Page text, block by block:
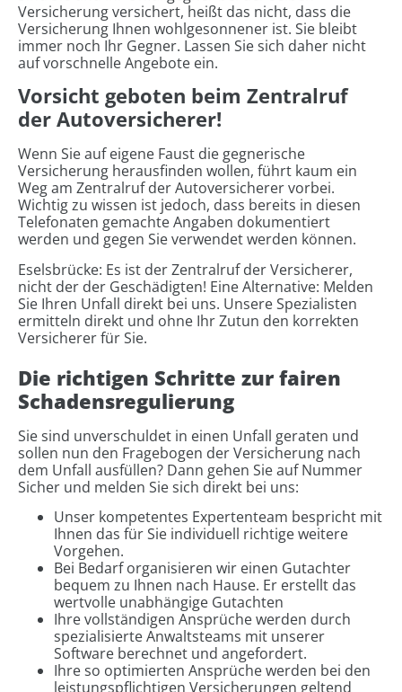
Versicherung versichert, heißt das nicht, dass die
Versicherung Ihnen wohlgesonnener ist. Sie bleibt
immer noch Ihr Gegner. Lassen Sie sich daher nicht
auf vorschnelle Angebote ein.
Vorsicht geboten beim Zentralruf
der Autoversicherer!
Wenn Sie auf eigene Faust die gegnerische
Versicherung herausfinden wollen, führt kaum ein
Weg am Zentralruf der Autoversicherer vorbei.
Wichtig zu wissen ist jedoch, dass bereits in diesen
Telefonaten gemachte Angaben dokumentiert
werden und gegen Sie verwendet werden können.
Eselsbrücke: Es ist der Zentralruf der Versicherer,
nicht der der Geschädigten! Eine Alternative: Melden
Sie Ihren Unfall direkt bei uns. Unsere Spezialisten
ermitteln direkt und ohne Ihr Zutun den korrekten
Versicherer für Sie.
Die richtigen Schritte zur fairen
Schadensregulierung
Sie sind unverschuldet in einen Unfall geraten und
sollen nun den Fragebogen der Versicherung nach
dem Unfall ausfüllen? Dann gehen Sie auf Nummer
Sicher und melden Sie sich direkt bei uns:
Unser kompetentes Expertenteam bespricht mit
Ihnen das für Sie individuell richtige weitere
Vorgehen.
Bei Bedarf organisieren wir einen Gutachter
bequem zu Ihnen nach Hause. Er erstellt das
wertvolle unabhängige Gutachten
Ihre vollständigen Ansprüche werden durch
spezialisierte Anwaltsteams mit unserer
Software berechnet und angefordert.
Ihre so optimierten Ansprüche werden bei den
leistungspflichtigen Versicherungen geltend